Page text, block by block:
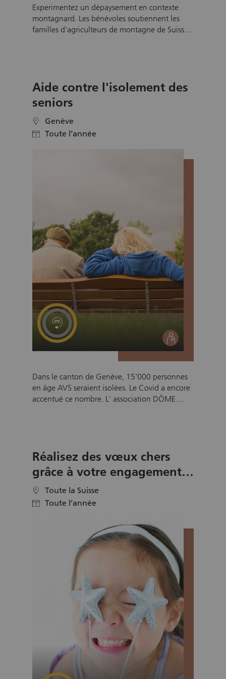
Experimentez un dépaysement en contexte
montagnard. Les bénévoles soutiennent les
familles d'agriculteurs de montagne de Suisse
animaux, le ménage, la garde d'enfants, etc.,
ceci en échange du gîte et le couvert.
Aide contre l'isolement des
seniors
location Genève
calendar Toute l’année
social
Dans le canton de Genève, 15'000 personnes
en âge AVS seraient isolées. Le Covid a encore
accentué ce nombre. L' association DÔME
domicile. Cet accompagnement peut
également contenir les activités suivantes:
promenade, aller faire les courses ou se rendre
à la poste ensemble etc.
Réalisez des vœux chers
grâce à votre engagement
en tant que Wishmaker
location Toute la Suisse
calendar Toute l’année